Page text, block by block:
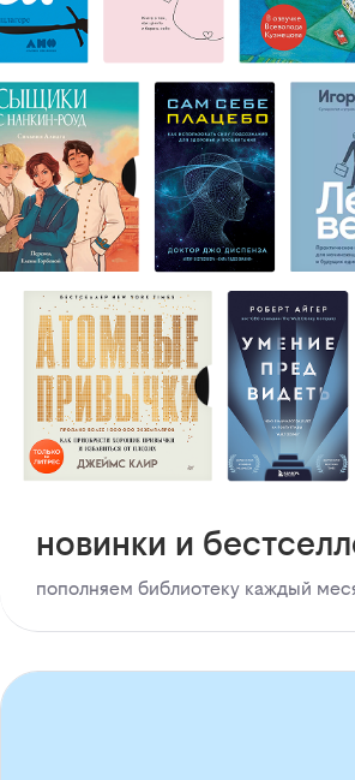
новинки и
пополняем библиотеку каждый